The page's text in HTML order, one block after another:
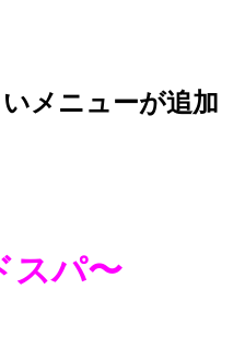
メニューが追加
スパ〜